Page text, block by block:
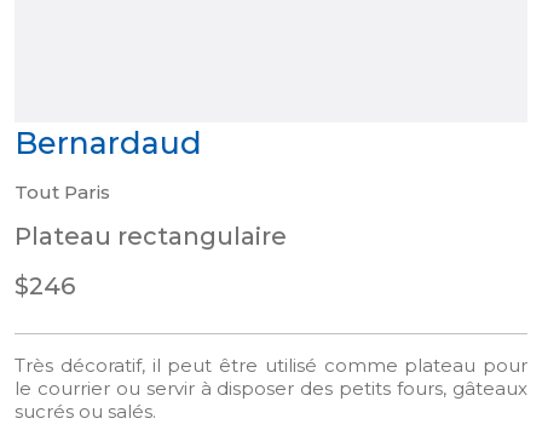
Bernardaud
Tout Paris
Plateau rectangulaire
$246
Très décoratif, il peut être utilisé comme plateau pour
le courrier ou servir à disposer des petits fours, gâteaux
sucrés ou salés.